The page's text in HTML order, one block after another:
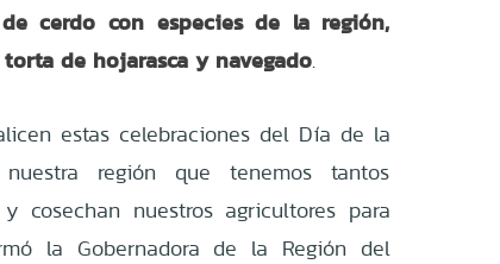
cerdo con especies de la región,
de hojarasca y navegado.
estas celebraciones del Día de la
región que tenemos tantos
cosechan nuestros agricultores para
la Gobernadora de la Región del